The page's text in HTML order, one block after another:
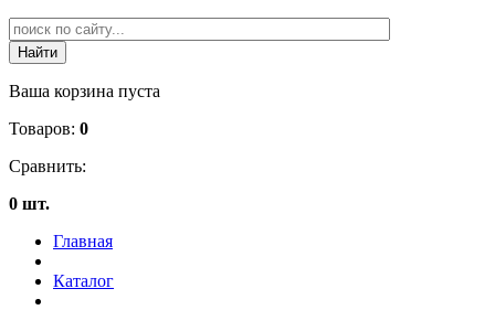
Ваша корзина пуста
Товаров: 0
Сравнить:
0 шт.
Главная
Каталог